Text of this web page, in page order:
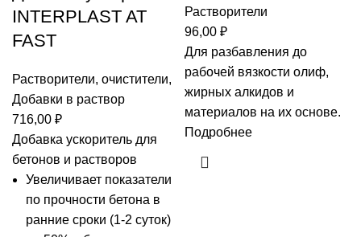
INTERPLAST AT
FAST
Растворители, очистители,
Добавки в раствор
716,00 ₽
Добавка ускоритель для
бетонов и растворов
Увеличивает показатели
по прочности бетона в
ранние сроки (1-2 суток)
Растворители
96,00 ₽
Для разбавления до
рабочей вязкости олиф,
жирных алкидов и
материалов на их основе.
Подробнее